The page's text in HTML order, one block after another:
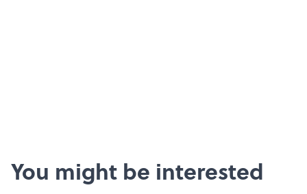
You might be interested